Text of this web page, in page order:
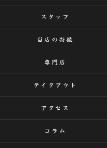
スタッフ
当店の特徴
専門店
テイクアウト
アクセス
コラム